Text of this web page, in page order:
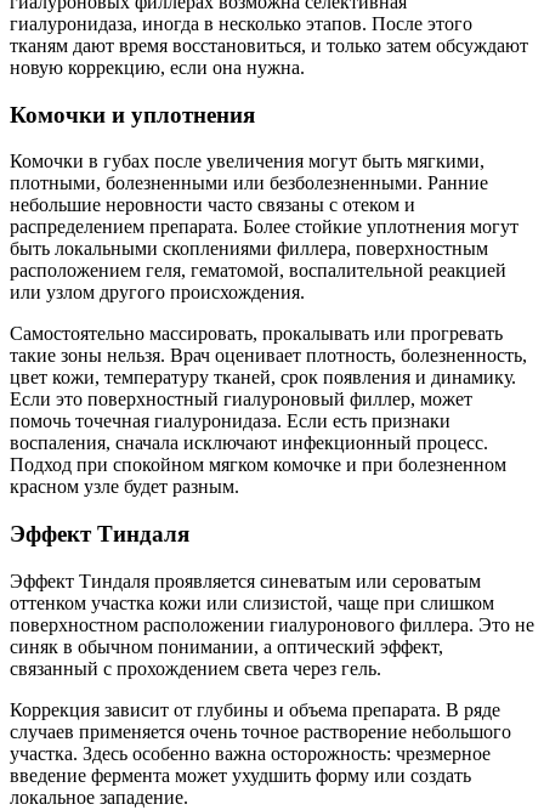
гиалуронидаза, иногда в несколько этапов. После этого
тканям дают время восстановиться, и только затем обсуждают
новую коррекцию, если она нужна.
Комочки и уплотнения
Комочки в губах после увеличения могут быть мягкими,
плотными, болезненными или безболезненными. Ранние
небольшие неровности часто связаны с отеком и
распределением препарата. Более стойкие уплотнения могут
быть локальными скоплениями филлера, поверхностным
расположением геля, гематомой, воспалительной реакцией
или узлом другого происхождения.
Самостоятельно массировать, прокалывать или прогревать
такие зоны нельзя. Врач оценивает плотность, болезненность,
цвет кожи, температуру тканей, срок появления и динамику.
Если это поверхностный гиалуроновый филлер, может
помочь точечная гиалуронидаза. Если есть признаки
воспаления, сначала исключают инфекционный процесс.
Подход при спокойном мягком комочке и при болезненном
красном узле будет разным.
Эффект Тиндаля
Эффект Тиндаля проявляется синеватым или сероватым
оттенком участка кожи или слизистой, чаще при слишком
поверхностном расположении гиалуронового филлера. Это не
синяк в обычном понимании, а оптический эффект,
связанный с прохождением света через гель.
Коррекция зависит от глубины и объема препарата. В ряде
случаев применяется очень точное растворение небольшого
участка. Здесь особенно важна осторожность: чрезмерное
введение фермента может ухудшить форму или создать
локальное западение.